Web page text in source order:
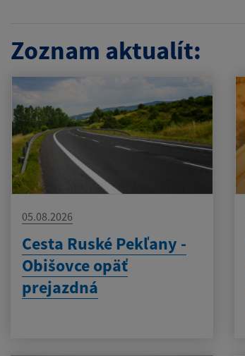
Zoznam aktualít:
05.08.2026
Cesta Ruské Pekľany -
Obišovce opäť
prejazdná